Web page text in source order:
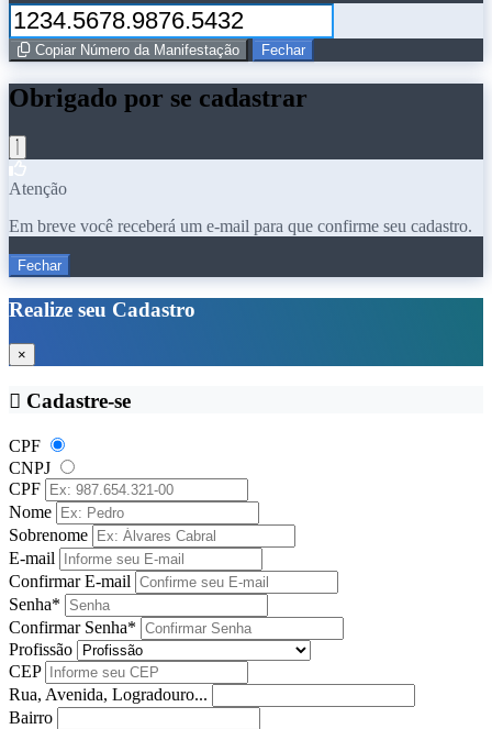
Copiar Número da Manifestação Fechar
Obrigado por se cadastrar
Atenção
Em breve você receberá um e-mail para que confirme seu cadastro.
Fechar
Realize seu Cadastro
×
Cadastre-se
CPF
CNPJ
CPF
Nome
Sobrenome
E-mail
Confirmar E-mail
Senha*
Confirmar Senha*
Profissão
CEP
Rua, Avenida, Logradouro...
Bairro